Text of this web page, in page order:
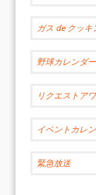
ガス de クッキ
野球カレンダー
リクエストア
イベントカレ
緊急放送